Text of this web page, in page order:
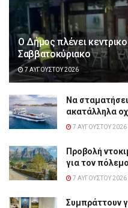
Ο Δήμος πλένει
Σαββατοκύριακο
7 ΑΥΓΟΎΣΤΟΥ 2026
Να
ακατάλληλα
7 ΑΥΓΟΎΣΤΟΥ 2026
Προβολή
για τον
7 ΑΥΓΟΎΣΤΟΥ 2026
Συμπράττουν